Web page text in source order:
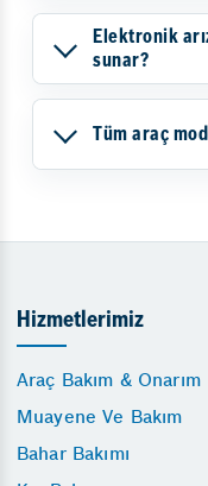
Elektronik
sunar?
Tüm araç
Hizmetlerimiz
Araç Bakım & Onarım
Muayene Ve Bakım
Bahar Bakımı